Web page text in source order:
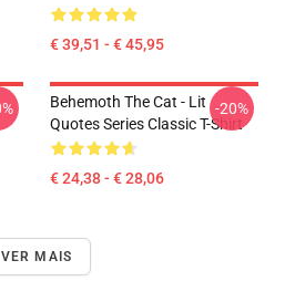
€ 39,51 - € 45,95
Behemoth The Cat - Lit
Quotes Series Classic T-Shirt
€ 24,38 - € 28,06
-20%
VER MAIS